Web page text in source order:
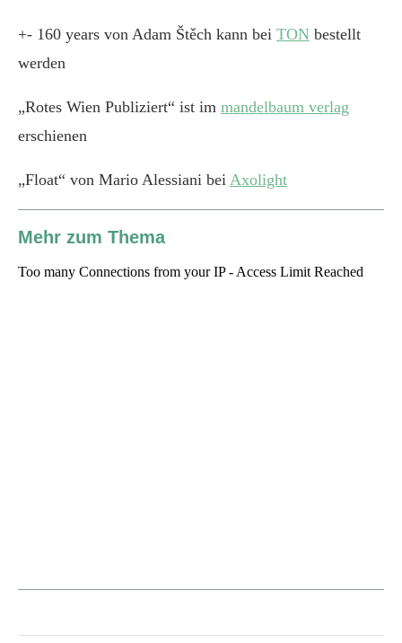
+- 160 years von Adam Štěch kann bei TON bestellt
werden
„Rotes Wien Publiziert“ ist im mandelbaum verlag
erschienen
„Float“ von Mario Alessiani bei Axolight
Mehr zum Thema